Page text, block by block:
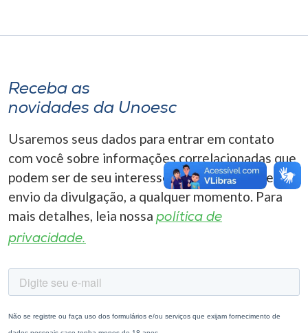
A-
Receba as
novidades da Unoesc
Usaremos seus dados para entrar em contato
com você sobre informações correlacionadas que
podem ser de seu interesse. Você pode cancelar o
envio da divulgação, a qualquer momento. Para
mais detalhes, leia nossa política de
privacidade.